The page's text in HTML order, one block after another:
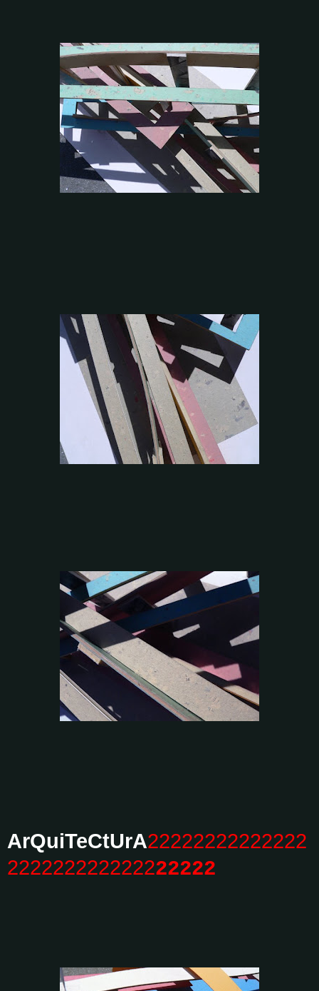
ArQuiTeCtUrA22222222222222
222222222222222222